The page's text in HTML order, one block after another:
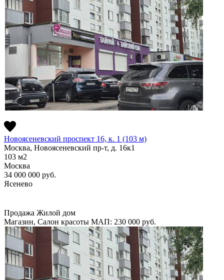
Новоясеневский проспект 16, к. 1 (103 м)
Москва, Новоясеневский пр-т, д. 16к1
103 м2
Москва
34 000 000 руб.
Ясенево
Продажа Жилой дом
Магазин, Салон красоты МАП: 230 000 руб.